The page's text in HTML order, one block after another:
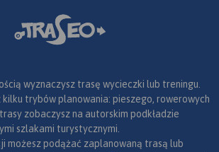
wyznaczysz trasę wycieczki lub treningu.
kilku trybów planowania: pieszego, rowerowych
zobaczysz na autorskim podkładzie
szlakami turystycznymi.
możesz podążać zaplanowaną trasą lub